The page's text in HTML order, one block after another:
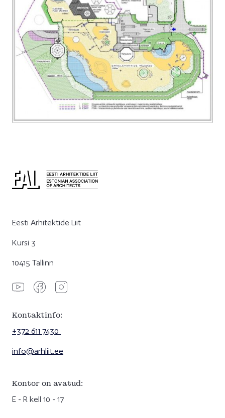
Eesti Arhitektide Liit
Kursi 3
10415 Tallinn
Kontaktinfo:
+372 611 7430
info@arhliit.ee
Kontor on avatud:
E - R kell 10 - 17